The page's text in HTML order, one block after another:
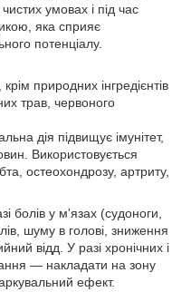
умовах і під час
яка сприяє
потенціалу.
природних інгредієнтів
трав, червоного
дія підвищує імунітет,
Використовується
остеохондрозу, артриту,
болів у м'язах (судоноги,
шуму в голові, зниження
відд. У разі хронічних і
— накладати на зону
ефект.